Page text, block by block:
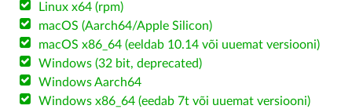
Linux x64 (rpm)
macOS (Aarch64/Apple Silicon)
macOS x86_64 (eeldab 10.14 või uuemat versiooni)
Windows (32 bit, deprecated)
Windows Aarch64
Windows x86_64 (eedab 7t või uuemat versiooni)